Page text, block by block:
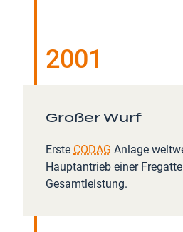
2001
Großer Wurf
Erste CODAG Anlage
Hauptantrieb einer
Gesamtleistung.